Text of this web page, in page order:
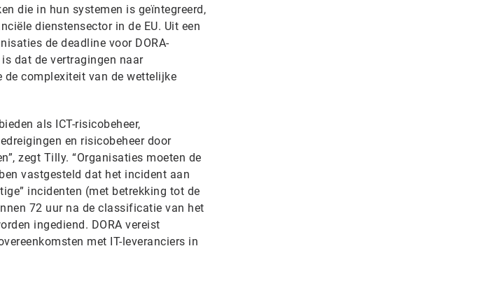
die in hun systemen is geïntegreerd,
dienstensector in de EU. Uit een
de deadline voor DORA-
dat de vertragingen naar
complexiteit van de wettelijke
als ICT-risicobeheer,
en risicobeheer door
zegt Tilly. “Organisaties moeten de
vastgesteld dat het incident aan
incidenten (met betrekking tot de
72 uur na de classificatie van het
ingediend. DORA vereist
met IT-leveranciers in